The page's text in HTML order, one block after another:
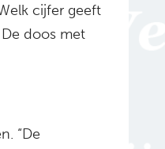
cijfer geeft
doos met
“De